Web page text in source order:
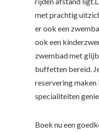
met prachtig
er ook een
ook een
zwembad met
buffetten bereid.
reservering
specialiteiten
Boek nu een